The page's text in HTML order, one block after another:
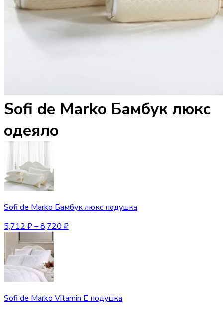
Sofi de Marko Бамбук люкс
одеяло
Sofi de Marko Бамбук люкс подушка
5,712 ₽–8,720 ₽
Sofi de Marko Vitamin E подушка